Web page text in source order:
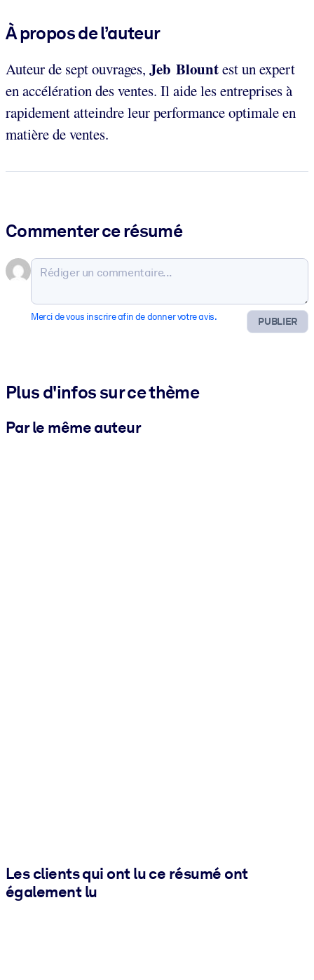
À propos de l’auteur
Auteur de sept ouvrages, Jeb Blountest un expert
en accélération des ventes. Il aide les entreprises à
rapidement atteindre leur performance optimale en
matière de ventes.
Commenter ce résumé
PUBLIER
Merci de vous inscrire afin de donner votre avis.
Plus d'infos sur ce thème
Par le même auteur
Les clients qui ont lu ce résumé ont
également lu